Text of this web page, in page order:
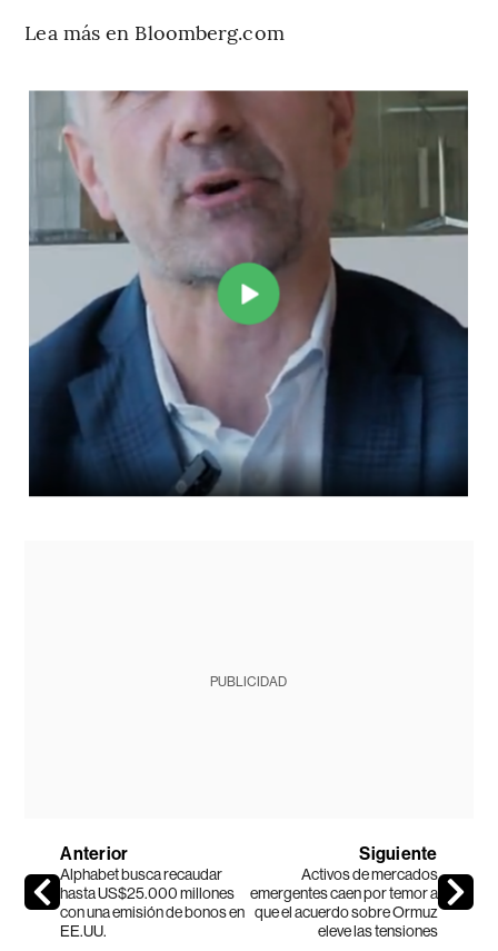
Lea más en Bloomberg.com
PUBLICIDAD
Anterior
Alphabet busca recaudar
hasta US$25.000 millones
con una emisión de bonos en
EE.UU.
Siguiente
Activos de mercados
emergentes caen por temor a
que el acuerdo sobre Ormuz
eleve las tensiones